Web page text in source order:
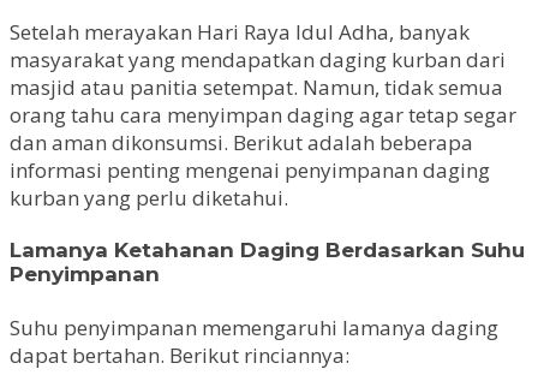
Setelah merayakan Hari Raya Idul Adha, banyak
masyarakat yang mendapatkan daging kurban dari
masjid atau panitia setempat. Namun, tidak semua
orang tahu cara menyimpan daging agar tetap segar
dan aman dikonsumsi. Berikut adalah beberapa
informasi penting mengenai penyimpanan daging
kurban yang perlu diketahui.
Lamanya Ketahanan Daging Berdasarkan Suhu
Penyimpanan
Suhu penyimpanan memengaruhi lamanya daging
dapat bertahan. Berikut rinciannya: